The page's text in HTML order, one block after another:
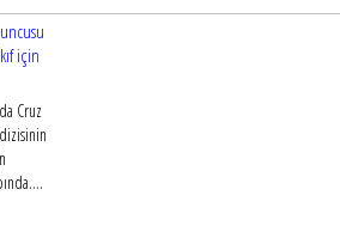
için
Cruz